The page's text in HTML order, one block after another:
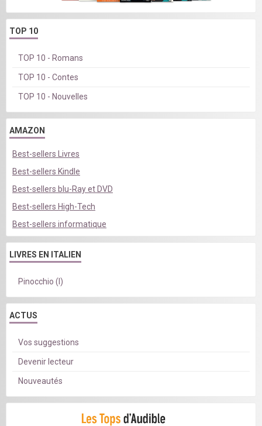
TOP 10
TOP 10 - Romans
TOP 10 - Contes
TOP 10 - Nouvelles
AMAZON
Best-sellers Livres
Best-sellers Kindle
Best-sellers blu-Ray et DVD
Best-sellers High-Tech
Best-sellers informatique
LIVRES EN ITALIEN
Pinocchio (I)
ACTUS
Vos suggestions
Devenir lecteur
Nouveautés